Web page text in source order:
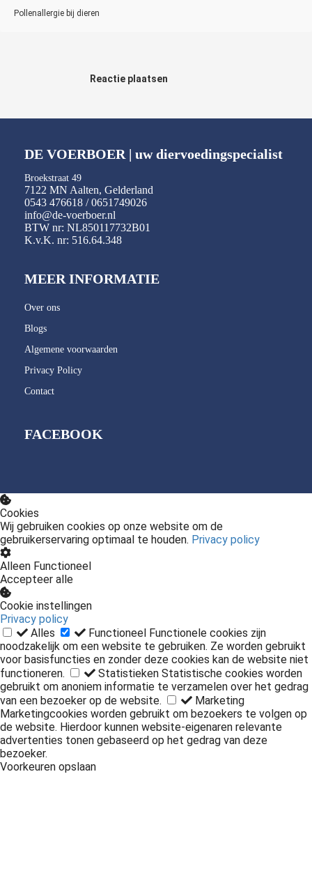
Pollenallergie bij dieren
Reactie plaatsen
DE VOERBOER | uw diervoedingspecialist
Broekstraat 49
7122 MN Aalten, Gelderland
0543 476618 / 0651749026
info@de-voerboer.nl
BTW nr: NL850117732B01
K.v.K. nr: 516.64.348
MEER INFORMATIE
Over ons
Blogs
Algemene voorwaarden
Privacy Policy
Contact
FACEBOOK
Cookies
Wij gebruiken cookies op onze website om de
gebruikerservaring optimaal te houden. Privacy policy
Alleen Functioneel
Accepteer alle
Cookie instellingen
Privacy policy
Alles
Functioneel Functionele cookies zijn
noodzakelijk om een website te gebruiken. Ze worden gebruikt
voor basisfuncties en zonder deze cookies kan de website niet
functioneren.
Statistieken Statistische cookies worden
gebruikt om anoniem informatie te verzamelen over het gedrag
van een bezoeker op de website.
Marketing
Marketingcookies worden gebruikt om bezoekers te volgen op
de website. Hierdoor kunnen website-eigenaren relevante
advertenties tonen gebaseerd op het gedrag van deze
bezoeker.
Voorkeuren opslaan